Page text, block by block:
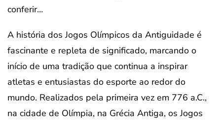
conferir…
A história dos Jogos Olímpicos da Antiguidade é
fascinante e repleta de significado, marcando o
início de uma tradição que continua a inspirar
atletas e entusiastas do esporte ao redor do
mundo. Realizados pela primeira vez em 776 a.C.,
na cidade de Olímpia, na Grécia Antiga, os Jogos